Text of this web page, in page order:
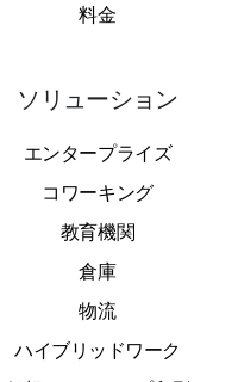
料金
ソリューション
エンタープライズ
コワーキング
教育機関
倉庫
物流
ハイブリッドワーク